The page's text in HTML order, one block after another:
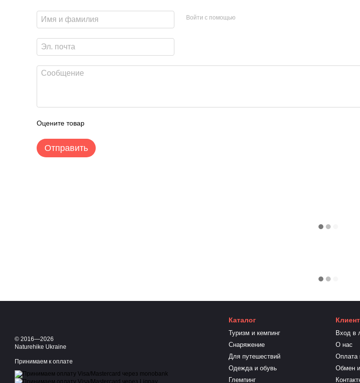
Войти с помощью
Оцените товар
Отправить
© 2016—2026
Naturehike Ukraine
Принимаем к оплате
Каталог
Туризм и кемпинг
Снаряжение
Для путешествий
Одежда и обувь
Глемпинг
Вход в
О нас
Оплата
Обмен